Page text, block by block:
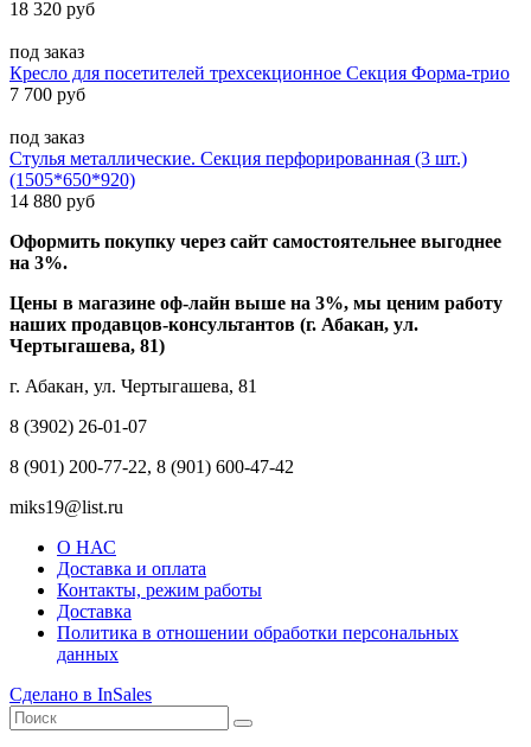
18 320 руб
под заказ
Кресло для посетителей трехсекционное Секция Форма-трио
7 700 руб
под заказ
Стулья металлические. Секция перфорированная (3 шт.)
(1505*650*920)
14 880 руб
Оформить покупку через сайт самостоятельнее выгоднее
на 3%.
Цены в магазине оф-лайн выше на 3%, мы ценим работу
наших продавцов-консультантов (г. Абакан, ул.
Чертыгашева, 81)
г. Абакан, ул. Чертыгашева, 81
8 (3902) 26-01-07
8 (901) 200-77-22, 8 (901) 600-47-42
miks19@list.ru
О НАС
Доставка и оплата
Контакты, режим работы
Доставка
Политика в отношении обработки персональных
данных
Сделано в InSales